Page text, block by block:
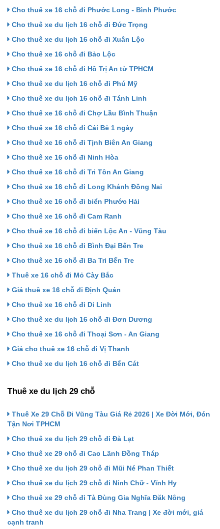
Cho thuê xe 16 chỗ đi Phước Long - Bình Phước
Cho thuê xe du lịch 16 chỗ đi Đức Trọng
Cho thuê xe du lịch 16 chỗ đi Xuân Lộc
Cho thuê xe 16 chỗ đi Bảo Lộc
Cho thuê xe 16 chỗ đi Hồ Trị An từ TPHCM
Cho thuê xe du lịch 16 chỗ đi Phú Mỹ
Cho thuê xe du lịch 16 chỗ đi Tánh Linh
Cho thuê xe 16 chỗ đi Chợ Lầu Bình Thuận
Cho thuê xe 16 chỗ đi Cái Bè 1 ngày
Cho thuê xe 16 chỗ đi Tịnh Biên An Giang
Cho thuê xe 16 chỗ đi Ninh Hòa
Cho thuê xe 16 chỗ đi Tri Tôn An Giang
Cho thuê xe 16 chỗ đi Long Khánh Đồng Nai
Cho thuê xe 16 chỗ đi biển Phước Hải
Cho thuê xe 16 chỗ đi Cam Ranh
Cho thuê xe 16 chỗ đi biển Lộc An - Vũng Tàu
Cho thuê xe 16 chỗ đi Bình Đại Bến Tre
Cho thuê xe 16 chỗ đi Ba Tri Bến Tre
Thuê xe 16 chỗ đi Mỏ Cày Bắc
Giá thuê xe 16 chỗ đi Định Quán
Cho thuê xe 16 chỗ đi Di Linh
Cho thuê xe du lịch 16 chỗ đi Đơn Dương
Cho thuê xe 16 chỗ đi Thoại Sơn - An Giang
Giá cho thuê xe 16 chỗ đi Vị Thanh
Cho thuê xe du lịch 16 chỗ đi Bến Cát
Thuê xe du lịch 29 chỗ
Thuê Xe 29 Chỗ Đi Vũng Tàu Giá Rẻ 2026 | Xe Đời Mới, Đón
Tận Nơi TPHCM
Cho thuê xe du lịch 29 chỗ đi Đà Lạt
Cho thuê xe 29 chỗ đi Cao Lãnh Đồng Tháp
Cho thuê xe du lịch 29 chỗ đi Mũi Né Phan Thiết
Cho thuê xe du lịch 29 chỗ đi Ninh Chữ - Vĩnh Hy
Cho thuê xe 29 chỗ đi Tà Đùng Gia Nghĩa Đăk Nông
Cho thuê xe du lịch 29 chỗ đi Nha Trang | Xe đời mới, giá
cạnh tranh